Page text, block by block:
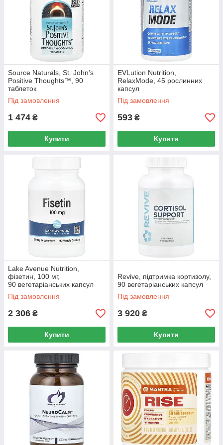
Source Naturals, St. John's
Positive Thoughts™, 90
таблеток
Під замовлення
1 474 ₴
Купити
EVLution Nutrition,
RelaxMode, 45 рослинних
капсул
Під замовлення
593 ₴
Купити
Lake Avenue Nutrition,
фізетин, 100 мг,
90 вегетаріанських капсул
Під замовлення
2 306 ₴
Купити
Revive, підтримка кортизолу,
90 вегетаріанських капсул
Під замовлення
3 920 ₴
Купити